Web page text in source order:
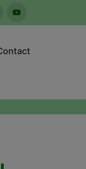
youtube